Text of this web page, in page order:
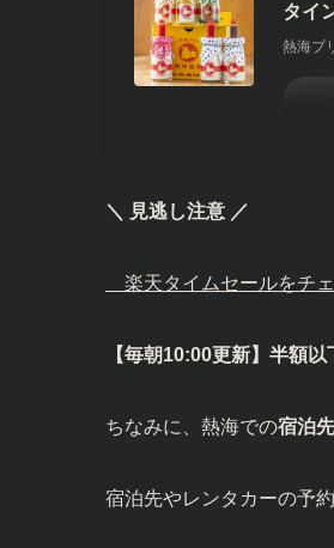
タイ
熱海プ
＼ 見逃し注意 ／
楽天タイムセールをチ
【毎朝10:00更新】半額以
ちなみに、熱海での宿泊先
宿泊先やレンタカーの予